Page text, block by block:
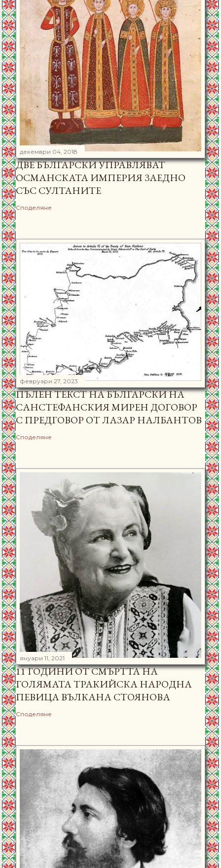
декември 04, 2018
ДВЕ БЪЛГАРСКИ УПРАВЛЯВАТ
ОСМАНСКАТА ИМПЕРИЯ ЗАЕДНО
СЪС СУЛТАНИТЕ
Споделяне
февруари 27, 2023
ПЪЛЕН ТЕКСТ НА БЪЛГАРСКИ НА
САНСТЕФАНСКИЯ МИРЕН ДОГОВОР
С ПРЕДГОВОР ОТ ЛАЗАР НАЛБАНТОВ
Споделяне
януари 11, 2021
11 ГОДИНИ ОТ СМЪРТТА НА
ГОЛЯМАТА ТРАКИЙСКА НАРОДНА
ПЕВИЦА ВЪЛКАНА СТОЯНОВА
Споделяне